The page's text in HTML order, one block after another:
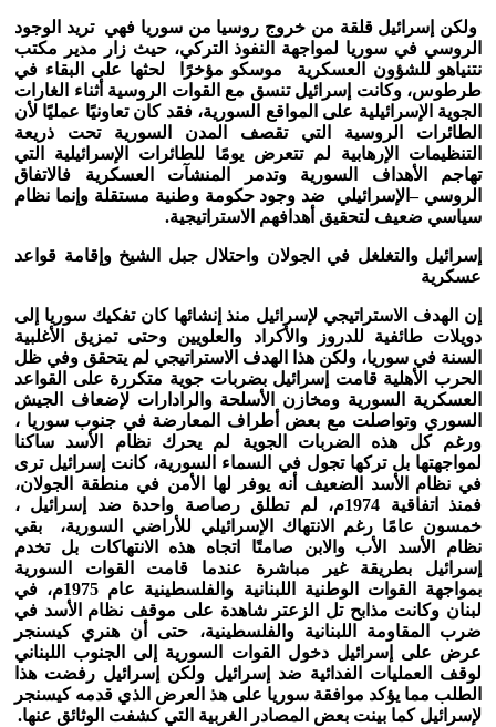
ولكن إسرائيل قلقة من خروج روسيا من سوريا فهي تريد الوجود
الروسي في سوريا لمواجهة النفوذ التركي، حيث زار مدير مكتب
نتنياهو للشؤون العسكرية موسكو مؤخرًا لحثها على البقاء في
طرطوس، وكانت إسرائيل تنسق مع القوات الروسية أثناء الغارات
الجوية الإسرائيلية على المواقع السورية، فقد كان تعاونيًا عمليًا لأن
الطائرات الروسية التي تقصف المدن السورية تحت ذريعة
التنظيمات الإرهابية لم تتعرض يومًا للطائرات الإسرائيلية التي
تهاجم الأهداف السورية وتدمر المنشآت العسكرية فالاتفاق
الروسي –الإسرائيلي ضد وجود حكومة وطنية مستقلة وإنما نظام
سياسي ضعيف لتحقيق أهدافهم الاستراتيجية.
إسرائيل والتغلغل في الجولان واحتلال جبل الشيخ وإقامة قواعد
عسكرية
إن الهدف الاستراتيجي لإسرائيل منذ إنشائها كان تفكيك سوريا إلى
دويلات طائفية للدروز والأكراد والعلويين وحتى تمزيق الأغلبية
السنة في سوريا، ولكن هذا الهدف الاستراتيجي لم يتحقق وفي ظل
الحرب الأهلية قامت إسرائيل بضربات جوية متكررة على القواعد
العسكرية السورية ومخازن الأسلحة والرادارات لإضعاف الجيش
السوري وتواصلت مع بعض أطراف المعارضة في جنوب سوريا ،
ورغم كل هذه الضربات الجوية لم يحرك نظام الأسد ساكنا
لمواجهتها بل تركها تجول في السماء السورية، كانت إسرائيل ترى
في نظام الأسد الضعيف أنه يوفر لها الأمن في منطقة الجولان،
فمنذ اتفاقية 1974م، لم تطلق رصاصة واحدة ضد إسرائيل ،
خمسون عامًا رغم الانتهاك الإسرائيلي للأراضي السورية، بقي
نظام الأسد الأب والابن صامتًا اتجاه هذه الانتهاكات بل تخدم
إسرائيل بطريقة غير مباشرة عندما قامت القوات السورية
بمواجهة القوات الوطنية اللبنانية والفلسطينية عام 1975م، في
لبنان وكانت مذابح تل الزعتر شاهدة على موقف نظام الأسد في
ضرب المقاومة اللبنانية والفلسطينية، حتى أن هنري كيسنجر
عرض على إسرائيل دخول القوات السورية إلى الجنوب اللبناني
لوقف العمليات الفدائية ضد إسرائيل ولكن إسرائيل رفضت هذا
الطلب مما يؤكد موافقة سوريا على هذ العرض الذي قدمه كيسنجر
لإسرائيل كما بينت بعض المصادر الغربية التي كشفت الوثائق عنها.